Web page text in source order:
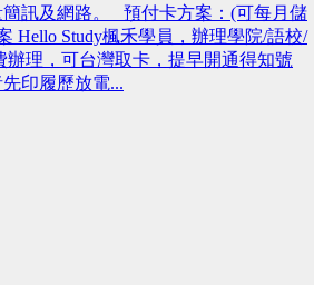
訊及網路。 預付卡方案：(可每月儲
Hello Study楓禾學員，辦理學院/語校/
理，可台灣取卡，提早開通得知號
印履歷放電...